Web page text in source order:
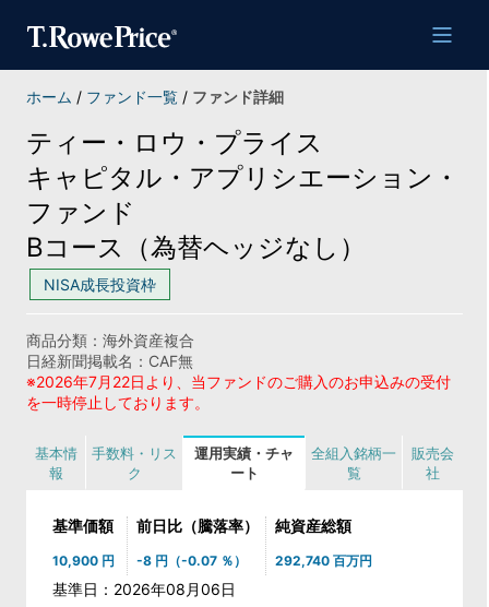
ホーム / ファンド一覧 / ファンド詳細
ティー・ロウ・プライス
キャピタル・アプリシエーション・
ファンド
Bコース（為替ヘッジなし）
NISA成長投資枠
商品分類：海外資産複合
日経新聞掲載名：CAF無
※2026年7月22日より、当ファンドのご購入のお申込みの受付
を一時停止しております。
基本情
報
手数料・リス
ク
運用実績・チャ
ート
全組入銘柄一
覧
販売会
社
基準価額
10,900 円
前日比（騰落率）
-8 円 （-0.07 ％）
純資産総額
292,740 百万円
基準日：2026年08月06日